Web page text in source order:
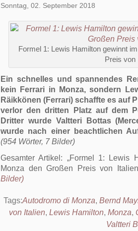
Sonntag, 02. September 2018
Formel 1: Lewis Hamilton gewinnt
Preis von
Ein schnelles und spannendes
kein Ferrari in Monza, sondern
Räikkönen (Ferrari) schaffte es auf
verlor den dritten Platz auf dem
Dritter wurde Valtteri Bottas
wurde nach einer beachtlichen
(954 Wörter, 7 Bilder)
Gesamter Artikel:
Formel 1: Lewis
Monza den Großen Preis von Italien
Bilder)
Tags:Autodromo di Monza, Bernd
von Italien, Lewis Hamilton, Monza,
Valtteri